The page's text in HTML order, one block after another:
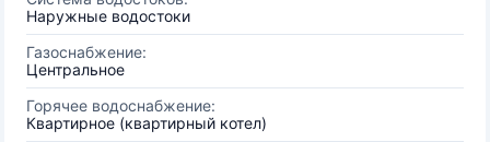
Наружные водостоки
Газоснабжение:
Центральное
Горячее водоснабжение:
Квартирное (квартирный котел)